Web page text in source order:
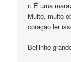
r: É uma
Muito, muito
coração ler
Beijinho